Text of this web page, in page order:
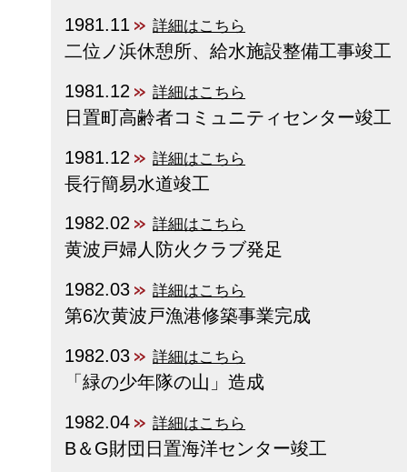
1981.11
詳細はこちら
二位ノ浜休憩所、給水施設整備工事竣工
1981.12
詳細はこちら
日置町高齢者コミュニティセンター竣工
1981.12
詳細はこちら
長行簡易水道竣工
1982.02
詳細はこちら
黄波戸婦人防火クラブ発足
1982.03
詳細はこちら
第6次黄波戸漁港修築事業完成
1982.03
詳細はこちら
「緑の少年隊の山」造成
1982.04
詳細はこちら
B＆G財団日置海洋センター竣工